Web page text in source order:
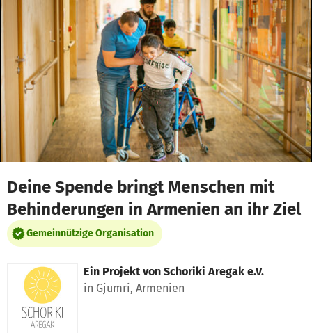
Zum Hauptinhalt springen
Erklärung zur Barrierefreiheit anzeigen
Deine Spende bringt Menschen mit
Behinderungen in Armenien an ihr Ziel
Gemeinnützige Organisation
Ein Projekt von Schoriki Aregak e.V.
in Gjumri, Armenien